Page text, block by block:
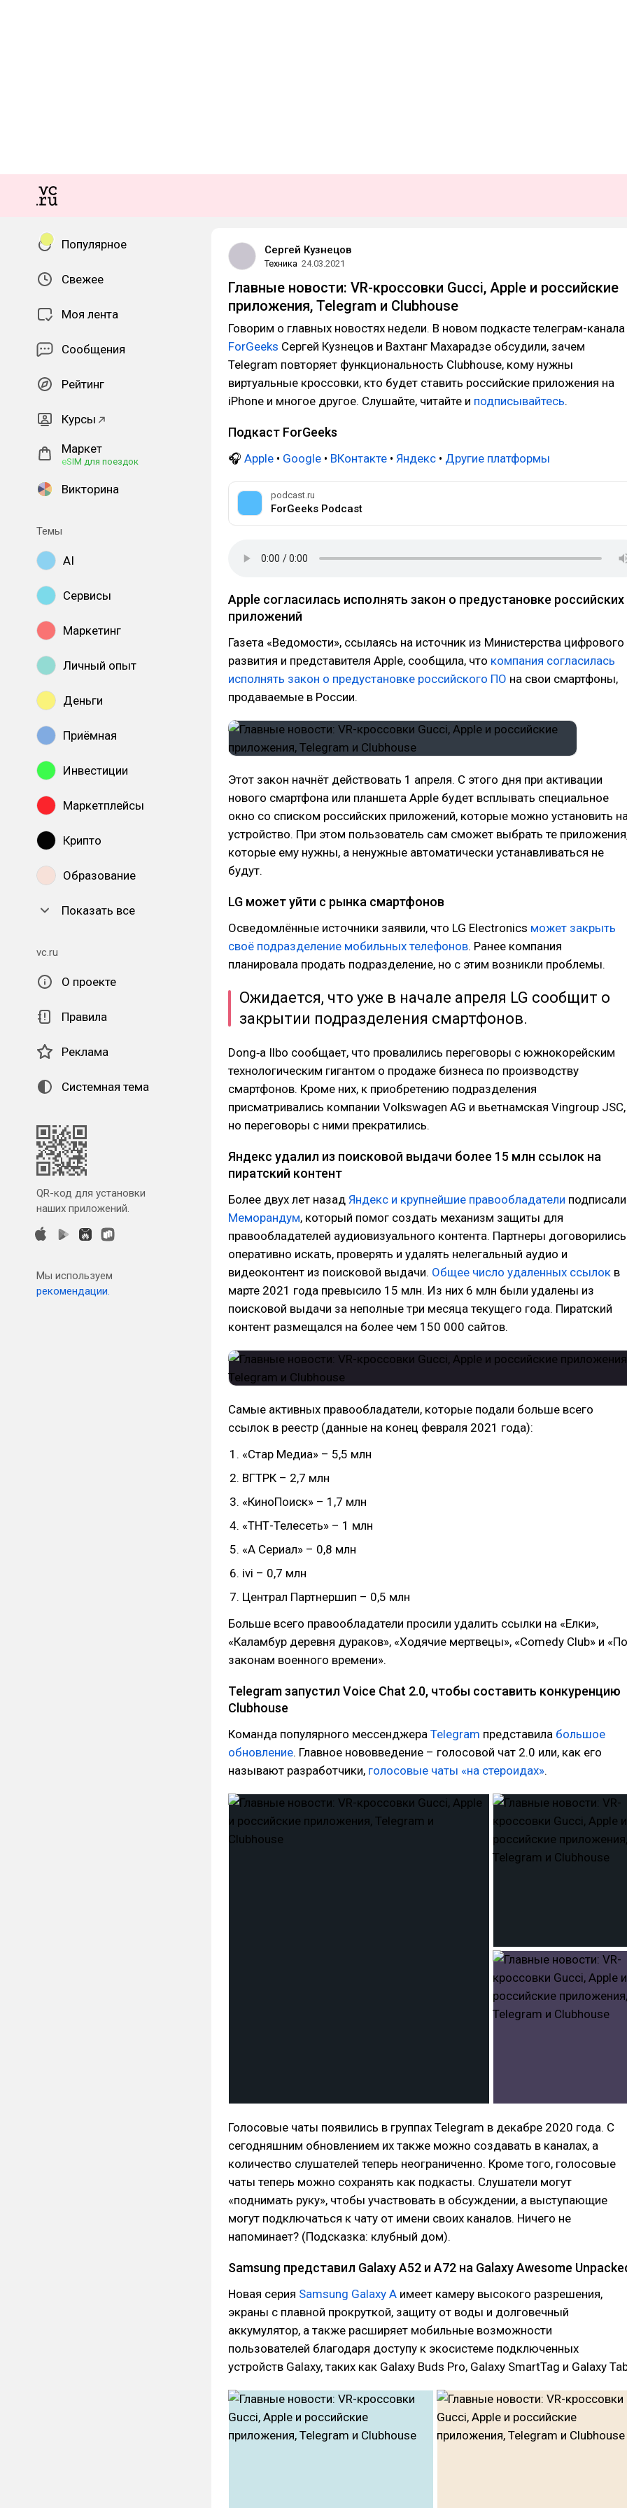
Популярное
Свежее
Моя лента
Сообщения
Рейтинг
Курсы
Маркет
eSIM для поездок
Викторина
Темы
AI
Сервисы
Маркетинг
Личный опыт
Деньги
Приёмная
Инвестиции
Маркетплейсы
Крипто
Образование
Показать все
vc.ru
О проекте
Правила
Реклама
Системная тема
QR-код для установки
наших приложений.
Мы используем
рекомендации.
Сергей Кузнецов
Техника 24.03.2021
Главные новости: VR-кроссовки Gucci, Apple и российские
приложения, Telegram и Clubhouse
Говорим о главных новостях недели. В новом подкасте телеграм-канала
ForGeeks Сергей Кузнецов и Вахтанг Махарадзе обсудили, зачем
Telegram повторяет функциональность Clubhouse, кому нужны
виртуальные кроссовки, кто будет ставить российские приложения на
iPhone и многое другое. Слушайте, читайте и подписывайтесь.
Подкаст ForGeeks
🎧 Apple • Google • ВКонтакте • Яндекс • Другие платформы
podcast.ru
ForGeeks Podcast
Apple согласилась исполнять закон о предустановке российских
приложений
Газета «Ведомости», ссылаясь на источник из Министерства цифрового
развития и представителя Apple, сообщила, что компания согласилась
исполнять закон о предустановке российского ПО на свои смартфоны,
продаваемые в России.
Этот закон начнёт действовать 1 апреля. С этого дня при активации
нового смартфона или планшета Apple будет всплывать специальное
окно со списком российских приложений, которые можно установить
устройство. При этом пользователь сам сможет выбрать те
которые ему нужны, а ненужные автоматически устанавливаться не
будут.
LG может уйти с рынка смартфонов
Осведомлённые источники заявили, что LG Electronics может закрыть
своё подразделение мобильных телефонов. Ранее компания
планировала продать подразделение, но с этим возникли проблемы.
Ожидается, что уже в начале апреля LG сообщит о
закрытии подразделения смартфонов.
Dong‑a Ilbo сообщает, что провалились переговоры с южнокорейским
технологическим гигантом о продаже бизнеса по производству
смартфонов. Кроме них, к приобретению подразделения
присматривались компании Volkswagen AG и вьетнамская Vingroup JSC,
но переговоры с ними прекратились.
Яндекс удалил из поисковой выдачи более 15 млн ссылок на
пиратский контент
Более двух лет назад Яндекс и крупнейшие правообладатели подписали
Меморандум, который помог создать механизм защиты для
правообладателей аудиовизуального контента. Партнеры договорились
оперативно искать, проверять и удалять нелегальный аудио и
видеоконтент из поисковой выдачи. Общее число удаленных ссылок в
марте 2021 года превысило 15 млн. Из них 6 млн были удалены из
поисковой выдачи за неполные три месяца текущего года. Пиратский
контент размещался на более чем 150 000 сайтов.
Самые активных правообладатели, которые подали больше всего
ссылок в реестр (данные на конец февраля 2021 года):
«Стар Медиа» – 5,5 млн
ВГТРК – 2,7 млн
«КиноПоиск» – 1,7 млн
«ТНТ-Телесеть» – 1 млн
«А Сериал» – 0,8 млн
ivi – 0,7 млн
Централ Партнершип – 0,5 млн
Больше всего правообладатели просили удалить ссылки на «Елки»,
«Каламбур деревня дураков», «Ходячие мертвецы», «Comedy Club» и «По
законам военного времени».
Telegram запустил Voice Chat 2.0, чтобы составить конкуренцию
Clubhouse
Команда популярного мессенджера Telegram представила большое
обновление. Главное нововведение – голосовой чат 2.0 или, как его
называют разработчики, голосовые чаты «на стероидах».
Голосовые чаты появились в группах Telegram в декабре 2020 года. С
сегодняшним обновлением их также можно создавать в каналах, а
количество слушателей теперь неограниченно. Кроме того, голосовые
чаты теперь можно сохранять как подкасты. Слушатели могут
«поднимать руку», чтобы участвовать в обсуждении, а выступающие
могут подключаться к чату от имени своих каналов. Ничего не
напоминает? (Подсказка: клубный дом).
Samsung представил Galaxy A52 и A72 на Galaxy Awesome
Новая серия Samsung Galaxy A имеет камеру высокого разрешения,
экраны с плавной прокруткой, защиту от воды и долговечный
аккумулятор, а также расширяет мобильные возможности
пользователей благодаря доступу к экосистеме подключенных
устройств Galaxy, таких как Galaxy Buds Pro, Galaxy SmartTag и Galaxy